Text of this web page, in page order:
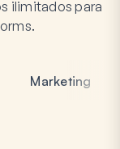
ilimitados para
Marketing